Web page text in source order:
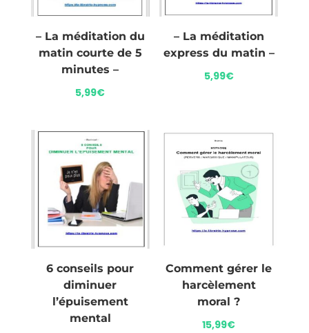
– La méditation du
matin courte de 5
minutes –
5,99€
– La méditation
express du matin –
5,99€
6 conseils pour
diminuer
l’épuisement
mental
Comment gérer le
harcèlement
moral ?
15,99€